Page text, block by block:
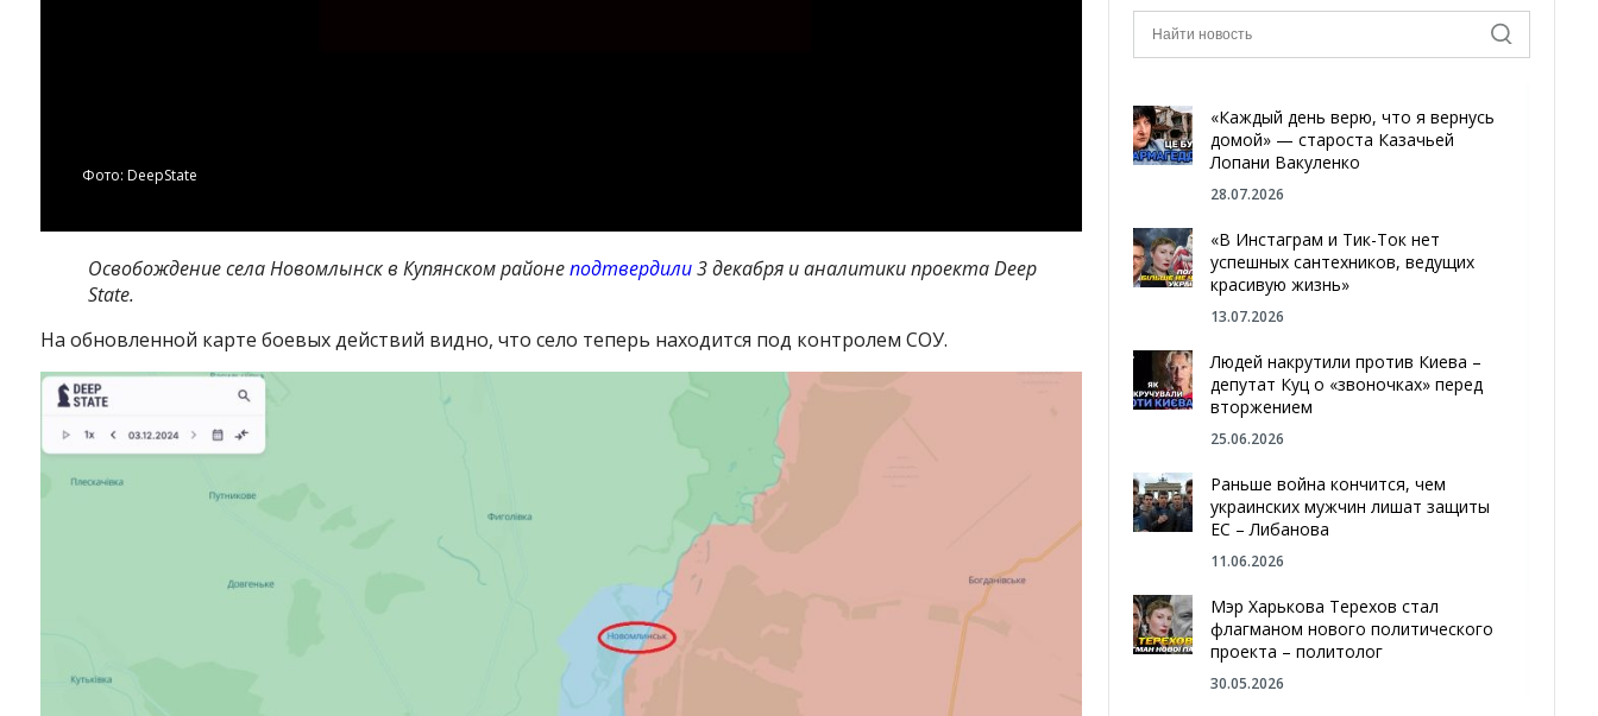
Фото: DeepState
Освобождение села Новомлынск в Купянском районеподтвердили3 декабря и аналитики проекта Deep
State.
На обновленной карте боевых действий видно, что село теперь находится под контролем СОУ.
«Каждый день верю, что я вернусь
домой» — староста Казачьей
Лопани Вакуленко
28.07.2026
«В Инстаграм и Тик-Ток нет
успешных сантехников, ведущих
красивую жизнь»
13.07.2026
Людей накрутили против Киева –
депутат Куц о «звоночках» перед
вторжением
25.06.2026
Раньше война кончится, чем
украинских мужчин лишат защиты
ЕС – Либанова
11.06.2026
Мэр Харькова Терехов стал
флагманом нового политического
проекта – политолог
30.05.2026